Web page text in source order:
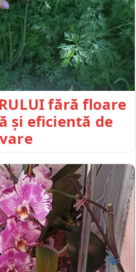
fără floare
și eficientă de